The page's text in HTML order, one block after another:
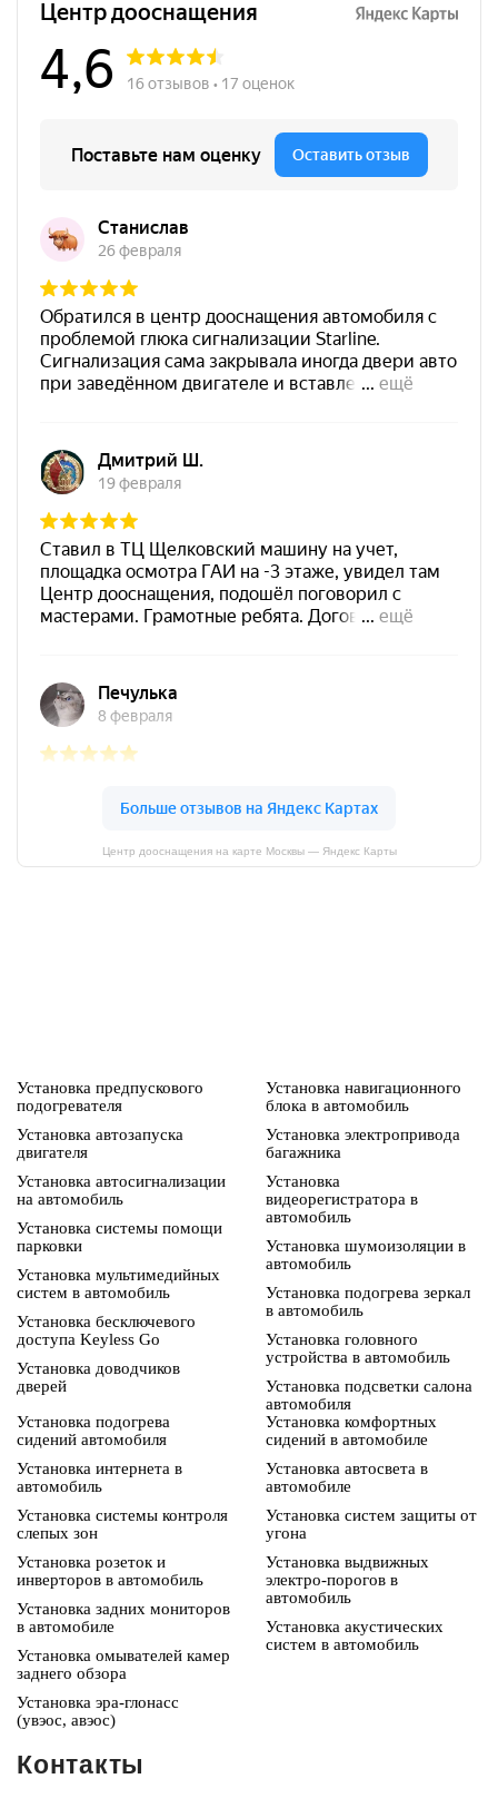
Центр дооснащения на карте Москвы — Яндекс Карты
Установка предпускового
подогревателя
Установка автозапуска
двигателя
Установка автосигнализации
на автомобиль
Установка системы помощи
парковки
Установка мультимедийных
систем в автомобиль
Установка бесключевого
доступа Keyless Go
Установка доводчиков
дверей
Установка навигационного
блока в автомобиль
Установка электропривода
багажника
Установка
видеорегистратора в
автомобиль
Установка шумоизоляции в
автомобиль
Установка подогрева зеркал
в автомобиль
Установка головного
устройства в автомобиль
Установка подсветки салона
автомобиля
Установка подогрева
сидений автомобиля
Установка интернета в
автомобиль
Установка системы контроля
слепых зон
Установка розеток и
инверторов в автомобиль
Установка задних мониторов
в автомобиле
Установка омывателей камер
заднего обзора
Установка эра-глонасс
(увэос, авэос)
Установка комфортных
сидений в автомобиле
Установка автосвета в
автомобиле
Установка систем защиты от
угона
Установка выдвижных
электро-порогов в
автомобиль
Установка акустических
систем в автомобиль
Контакты